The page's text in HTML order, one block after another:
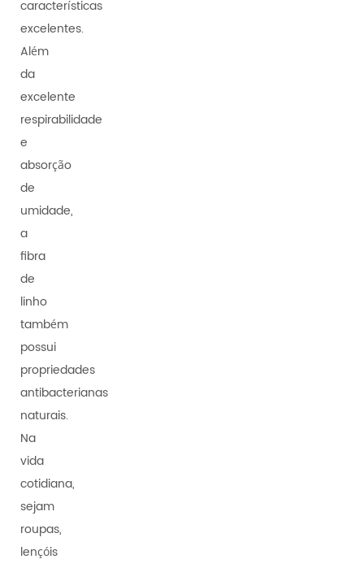
características
excelentes.
Além
da
excelente
respirabilidade
e
absorção
de
umidade,
a
fibra
de
linho
também
possui
propriedades
antibacterianas
naturais.
Na
vida
cotidiana,
sejam
roupas,
lençóis